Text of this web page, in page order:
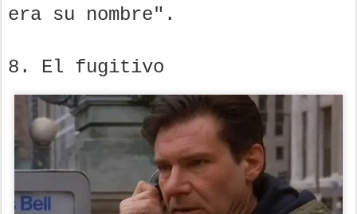
era su nombre".
8. El fugitivo